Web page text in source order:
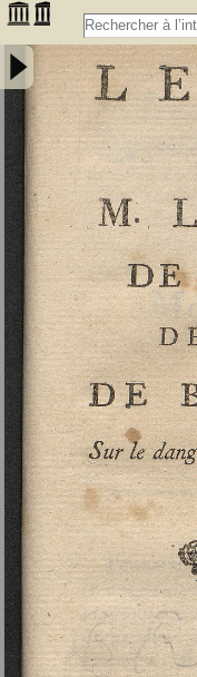
Lettre a M. Le Curé de
danger des inhumations